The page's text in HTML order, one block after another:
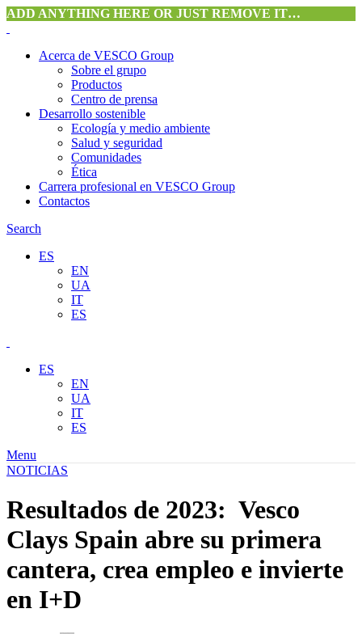
ADD ANYTHING HERE OR JUST REMOVE IT…
Acerca de VESCO Group
Sobre el grupo
Productos
Centro de prensa
Desarrollo sostenible
Ecología y medio ambiente
Salud y seguridad
Comunidades
Ética
Carrera profesional en VESCO Group
Contactos
Search
ES
EN
UA
IT
ES
ES
EN
UA
IT
ES
Menu
NOTICIAS
Resultados de 2023: Vesco
Clays Spain abre su primera
cantera, crea empleo e invierte
en I+D